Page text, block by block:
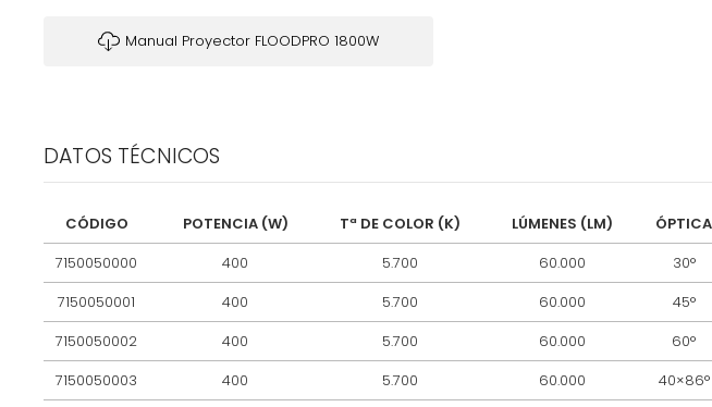
Manual Proyector FLOODPRO 1800W
DATOS TÉCNICOS
CÓDIGO POTENCIA (W) Tª DE COLOR (K) LÚMENES (LM) ÓPTICA
7150050000
400 5.700 60.000 30°
7150050001
400 5.700 60.000 45°
7150050002
400 5.700 60.000 60°
7150050003
400 5.700 60.000 40×86°